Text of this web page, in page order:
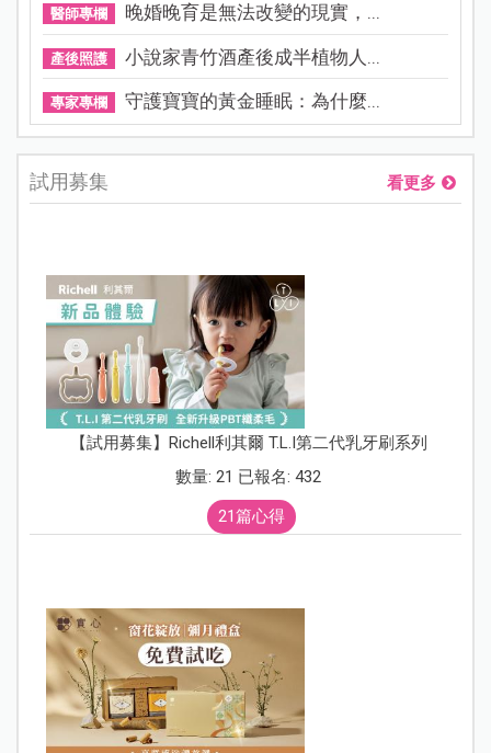
醫師專欄 晚婚晚育是無法改變的現實，...
產後照護 小說家青竹酒產後成半植物人...
專家專欄 守護寶寶的黃金睡眠：為什麼...
試用募集 看更多
【試用募集】Richell利其爾 T.L.I第二代乳牙刷系列
數量: 21 已報名: 432
21篇心得